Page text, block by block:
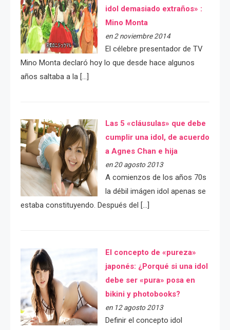
idol demasiado extraños» :
Mino Monta
en 2 noviembre 2014
El célebre presentador de TV
Mino Monta declaró hoy lo que desde hace algunos
años saltaba a la […]
Las 5 «cláusulas» que debe
cumplir una idol, de acuerdo
a Agnes Chan e hija
en 20 agosto 2013
A comienzos de los años 70s
la débil imágen idol apenas se
estaba constituyendo. Después del […]
El concepto de «pureza»
japonés: ¿Porqué si una idol
debe ser «pura» posa en
bikini y photobooks?
en 12 agosto 2013
Definir el concepto idol